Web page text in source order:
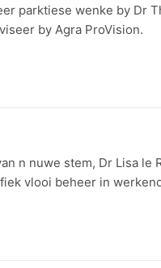
parktiese wenke by Dr
by Agra ProVision.
n nuwe stem, Dr Lisa le
vlooi beheer in